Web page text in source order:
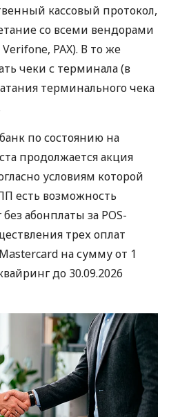
кассовый протокол,
со всеми вендорами
PAX). В то же
чеки с терминала (в
терминального чека
по состоянию на
продолжается акция
условиям которой
есть возможность
абонплаты за POS-
трех оплат
на сумму от 1
до 30.09.2026